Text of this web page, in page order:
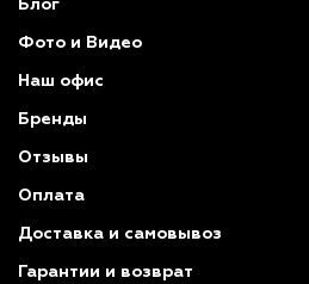
Блог
Фото и Видео
Наш офис
Бренды
Отзывы
Оплата
Доставка и самовывоз
Гарантии и возврат